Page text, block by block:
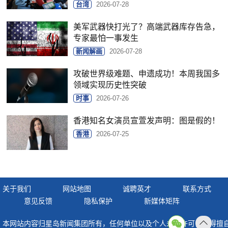
台湾 2026-07-28
美军武器快打光了？高端武器库存告急，
专家最怕一事发生
新闻解画 2026-07-28
攻破世界级难题、申遗成功！本周我国多
领域实现历史性突破
时事 2026-07-26
香港知名女演员宣萱发声明：图是假的！
香港 2026-07-25
关于我们 网站地图 诚聘英才
联系方式
意见反馈
隐私保护 新媒体矩阵
本网站内容归星岛新闻集团所有，任何单位以及个人未经许可，不得擅